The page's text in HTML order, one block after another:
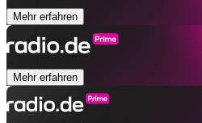
Mehr erfahren
Mehr erfahren